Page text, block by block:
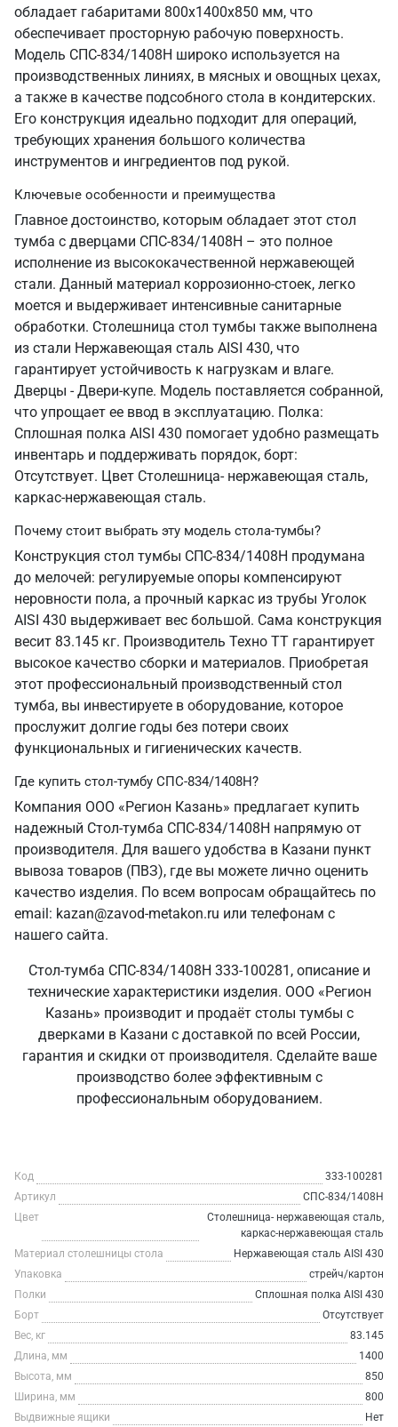
обладает габаритами 800х1400х850 мм, что
обеспечивает просторную рабочую поверхность.
Модель СПС-834/1408Н широко используется на
производственных линиях, в мясных и овощных цехах,
а также в качестве подсобного стола в кондитерских.
Его конструкция идеально подходит для операций,
требующих хранения большого количества
инструментов и ингредиентов под рукой.
Ключевые особенности и преимущества
Главное достоинство, которым обладает этот стол
тумба с дверцами СПС-834/1408Н – это полное
исполнение из высококачественной нержавеющей
стали. Данный материал коррозионно-стоек, легко
моется и выдерживает интенсивные санитарные
обработки. Столешница стол тумбы также выполнена
из стали Нержавеющая сталь AISI 430, что
гарантирует устойчивость к нагрузкам и влаге.
Дверцы - Двери-купе. Модель поставляется собранной,
что упрощает ее ввод в эксплуатацию. Полка:
Сплошная полка AISI 430 помогает удобно размещать
инвентарь и поддерживать порядок, борт:
Отсутствует. Цвет Столешница- нержавеющая сталь,
каркас-нержавеющая сталь.
Почему стоит выбрать эту модель стола-тумбы?
Конструкция стол тумбы СПС-834/1408Н продумана
до мелочей: регулируемые опоры компенсируют
неровности пола, а прочный каркас из трубы Уголок
AISI 430 выдерживает вес большой. Сама конструкция
весит 83.145 кг. Производитель Техно ТТ гарантирует
высокое качество сборки и материалов. Приобретая
этот профессиональный производственный стол
тумба, вы инвестируете в оборудование, которое
прослужит долгие годы без потери своих
функциональных и гигиенических качеств.
Где купить стол-тумбу СПС-834/1408Н?
Компания ООО «Регион Казань» предлагает купить
надежный Стол-тумба СПС-834/1408Н напрямую от
производителя. Для вашего удобства в Казани пункт
вывоза товаров (ПВЗ), где вы можете лично оценить
качество изделия. По всем вопросам обращайтесь по
email: kazan@zavod-metakon.ru или телефонам с
нашего сайта.
Стол-тумба СПС-834/1408Н 333-100281, описание и
технические характеристики изделия. ООО «Регион
Казань» производит и продаёт столы тумбы с
дверками в Казани с доставкой по всей России,
гарантия и скидки от производителя. Сделайте ваше
производство более эффективным с
профессиональным оборудованием.
Код
333-100281
Артикул
СПС-834/1408Н
Цвет
Столешница- нержавеющая сталь,
каркас-нержавеющая сталь
Материал столешницы стола
Нержавеющая сталь AISI 430
Упаковка
стрейч/картон
Полки
Сплошная полка AISI 430
Борт
Отсутствует
Вес, кг
83.145
Длина, мм
1400
Высота, мм
850
Ширина, мм
800
Выдвижные ящики
Нет